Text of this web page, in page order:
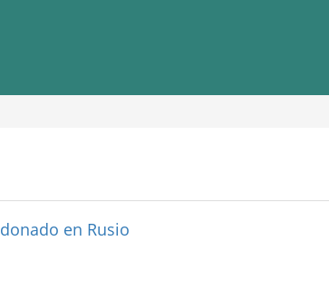
en Rusio